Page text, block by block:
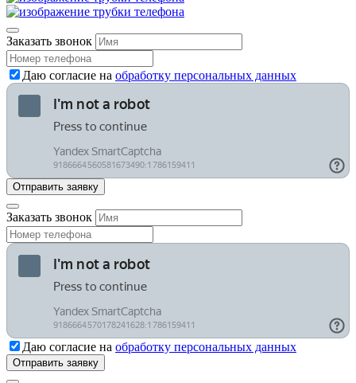
Заказать звонок
Даю согласие на обработку персональных данных
Заказать звонок
Даю согласие на обработку персональных данных